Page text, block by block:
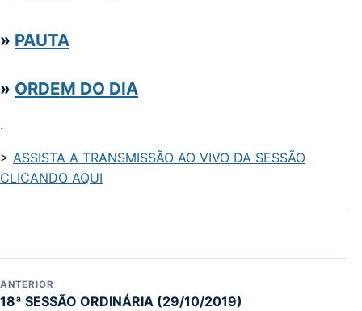
» PAUTA
» ORDEM DO DIA
.
> ASSISTA A TRANSMISSÃO AO VIVO DA SESSÃO
CLICANDO AQUI
ANTERIOR
18ª SESSÃO ORDINÁRIA (29/10/2019)